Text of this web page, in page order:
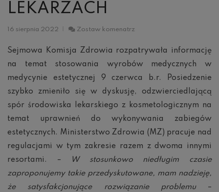
LEKARZACH
16 sierpnia 2022 Zostaw komenatrz
o
wyrobach
medycznych
kosmetologach
i
lekarzach
Sejmowa Komisja Zdrowia rozpatrywała informację
na temat stosowania wyrobów medycznych w
medycynie estetycznej 9 czerwca b.r. Posiedzenie
szybko zmieniło się w dyskusję, odzwierciedlającą
spór środowiska lekarskiego z kosmetologicznym na
temat uprawnień do wykonywania zabiegów
estetycznych. Ministerstwo Zdrowia (MZ) pracuje nad
regulacjami w tym zakresie razem z dwoma innymi
resortami. –
W stosunkowo niedługim czasie
zaproponujemy takie przedyskutowane, mam nadzieję,
że satysfakcjonujące rozwiązanie problemu–